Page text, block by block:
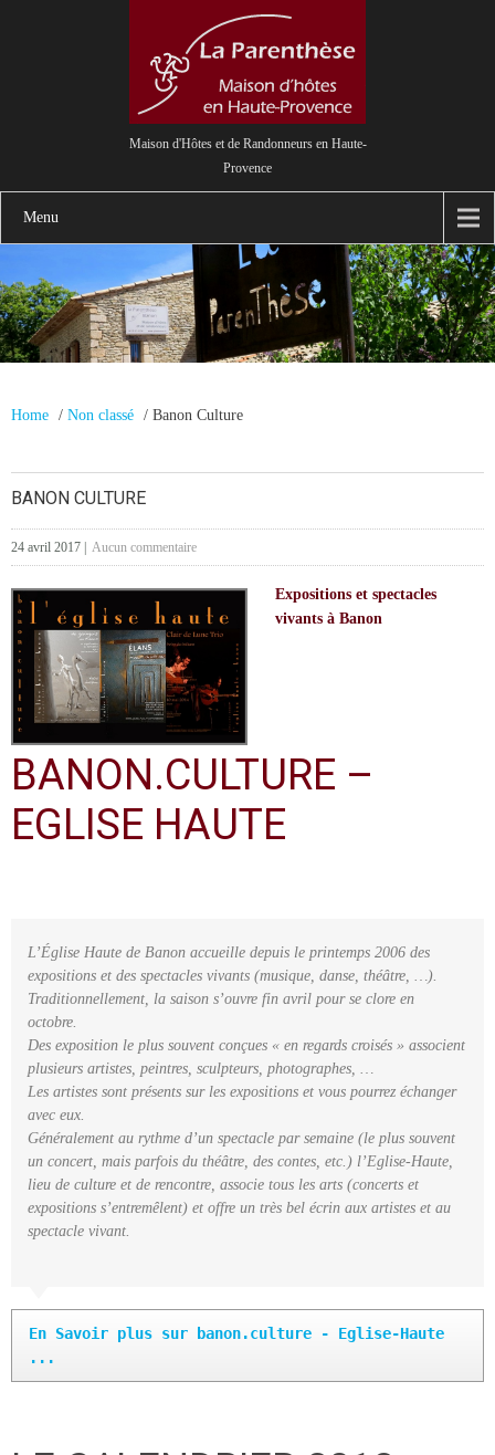
Maison d'Hôtes et de Randonneurs en Haute-
Provence
Menu
Home / Non classé / Banon Culture
BANON CULTURE
24 avril 2017 | Aucun commentaire
Expositions et spectacles
vivants à Banon
BANON.CULTURE –
EGLISE HAUTE
L’Église Haute de Banon accueille depuis le printemps 2006 des
expositions et des spectacles vivants (musique, danse, théâtre, …).
Traditionnellement, la saison s’ouvre fin avril pour se clore en
octobre.
Des exposition le plus souvent conçues « en regards croisés » associent
plusieurs artistes, peintres, sculpteurs, photographes, …
Les artistes sont présents sur les expositions et vous pourrez échanger
avec eux.
Généralement au rythme d’un spectacle par semaine (le plus souvent
un concert, mais parfois du théâtre, des contes, etc.) l’Eglise-Haute,
lieu de culture et de rencontre, associe tous les arts (concerts et
expositions s’entremêlent) et offre un très bel écrin aux artistes et au
spectacle vivant.
En Savoir plus sur banon.culture - Eglise-Haute
...